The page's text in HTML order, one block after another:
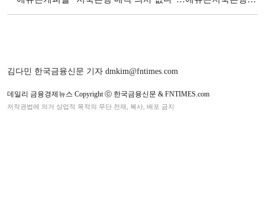
김다민 한국금융신문 기자 dmkim@fntimes.com
데일리 금융경제뉴스 Copyright ⓒ 한국금융신문 & FNTIMES.com
저작권법에 의거 상업적 목적의 무단 전재, 복사, 배포 금지